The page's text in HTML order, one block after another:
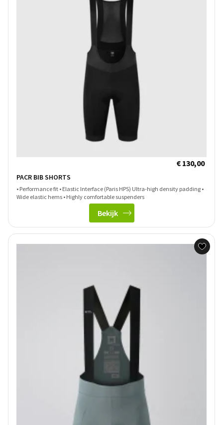
€ 130,00
PACR BIB SHORTS
• Performance fit • Elastic Interface (Paris HPS) Ultra-high density padding •
Wide elastic hems • Highly comfortable suspenders
Bekijk